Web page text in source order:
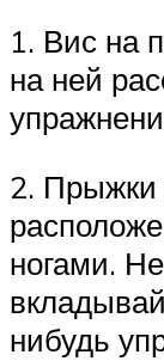
1. Вис на
на ней
2. Прыжки
ногами.
нибудь